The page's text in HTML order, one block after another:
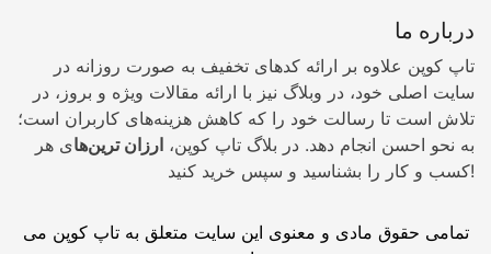
درباره ما
تاپ کوپن علاوه بر ارائه کدهای تخفیف به صورت روزانه در
سایت اصلی خود، در وبلاگ نیز با ارائه مقالات ویژه و بروز، در
تلاش است تا رسالت خود را که کاهش هزینه‌های کاربران است؛
به نحو احسن انجام دهد. در بلاگ تاپ کوپن، ارزان ترین‌های هر
کسب و کار را بشناسید و سپس خرید کنید!
تمامی حقوق مادی و معنوی این سایت متعلق به تاپ کوپن می